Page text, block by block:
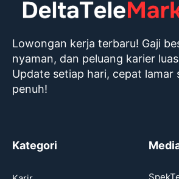
Lowongan kerja terbaru! Gaji
nyaman, dan peluang karier
Update setiap hari, cepat lamar
penuh!
Kategori